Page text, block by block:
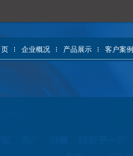
企业概况 产品展示 客户案例